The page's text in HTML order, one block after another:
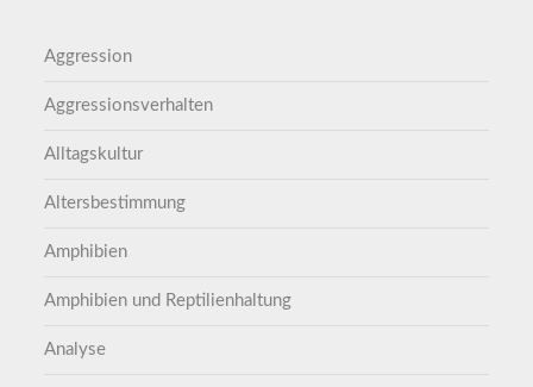
Aggression
Aggressionsverhalten
Alltagskultur
Altersbestimmung
Amphibien
Amphibien und Reptilienhaltung
Analyse